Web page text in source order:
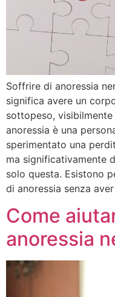
Soffrire di anoressia
significa avere un
sottopeso,
anoressia è una
sperimentato una
ma significativamente
solo questa. Esistono
di anoressia senza
Come
anoressia